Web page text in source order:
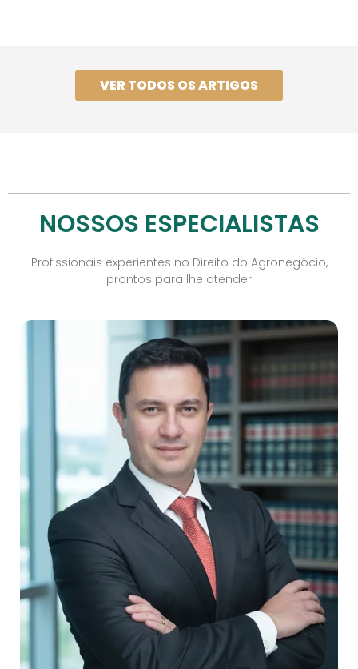
VER TODOS OS ARTIGOS
NOSSOS ESPECIALISTAS
Profissionais experientes no Direito do Agronegócio,
prontos para lhe atender